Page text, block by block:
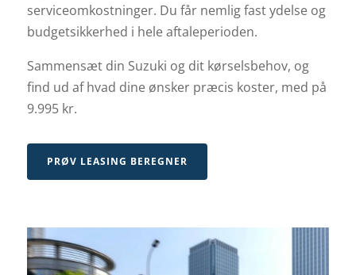
serviceomkostninger. Du får nemlig fast ydelse og
budgetsikkerhed i hele aftaleperioden.
Sammensæt din Suzuki og dit kørselsbehov, og
find ud af hvad dine ønsker præcis koster, med på
9.995 kr.
PRØV LEASING BEREGNER